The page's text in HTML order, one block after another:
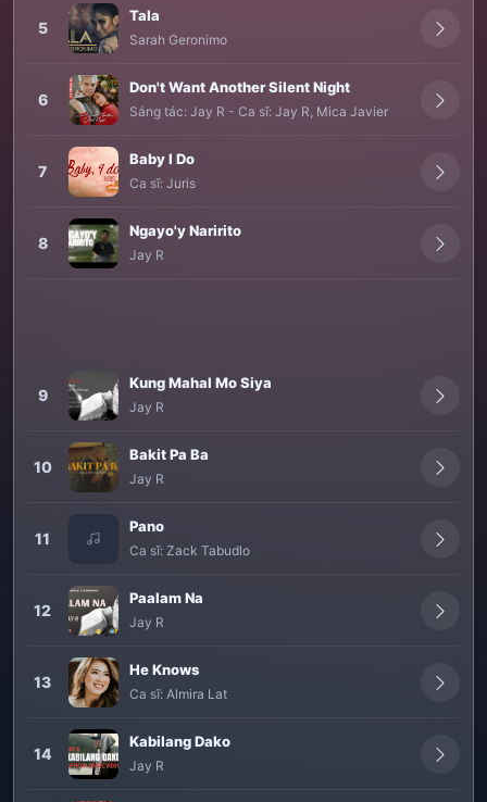
5
Tala
Sarah Geronimo
6
Don't Want Another Silent Night
Sáng tác: Jay R - Ca sĩ: Jay R, Mica Javier
7
Baby I Do
Ca sĩ: Juris
8
Ngayo'y Naririto
Jay R
9
Kung Mahal Mo Siya
Jay R
10
Bakit Pa Ba
Jay R
11
Pano
Ca sĩ: Zack Tabudlo
12
Paalam Na
Jay R
13
He Knows
Ca sĩ: Almira Lat
14
Kabilang Dako
Jay R